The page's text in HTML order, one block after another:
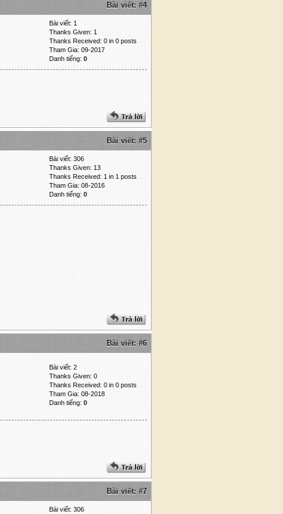
Bài viết: #4
Bài viết: 1
Thanks Given: 1
Thanks Received: 0 in 0 posts
Tham Gia: 09-2017
Danh tiếng: 0
Bài viết: #5
Bài viết: 306
Thanks Given: 13
Thanks Received: 1 in 1 posts
Tham Gia: 08-2016
Danh tiếng: 0
Bài viết: #6
Bài viết: 2
Thanks Given: 0
Thanks Received: 0 in 0 posts
Tham Gia: 08-2018
Danh tiếng: 0
Bài viết: #7
Bài viết: 306